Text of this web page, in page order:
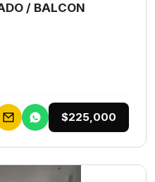
/ BALCON
$225,000